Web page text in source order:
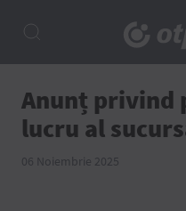
Anunț privind
lucru al
06 Noiembrie 2025